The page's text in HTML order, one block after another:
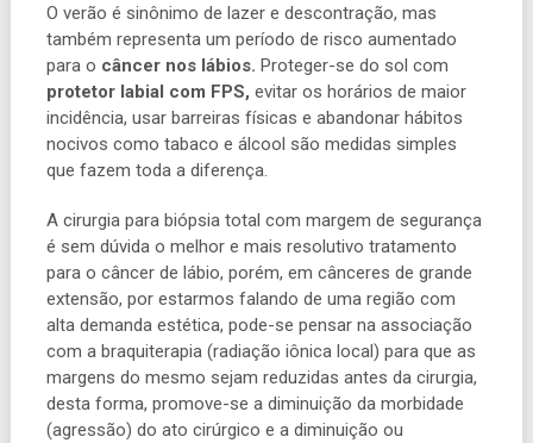
O verão é sinônimo de lazer e descontração, mas
também representa um período de risco aumentado
para o câncer nos lábios. Proteger-se do sol com
protetor labial com FPS, evitar os horários de maior
incidência, usar barreiras físicas e abandonar hábitos
nocivos como tabaco e álcool são medidas simples
que fazem toda a diferença.
A cirurgia para biópsia total com margem de segurança
é sem dúvida o melhor e mais resolutivo tratamento
para o câncer de lábio, porém, em cânceres de grande
extensão, por estarmos falando de uma região com
alta demanda estética, pode-se pensar na associação
com a braquiterapia (radiação iônica local) para que as
margens do mesmo sejam reduzidas antes da cirurgia,
desta forma, promove-se a diminuição da morbidade
(agressão) do ato cirúrgico e a diminuição ou